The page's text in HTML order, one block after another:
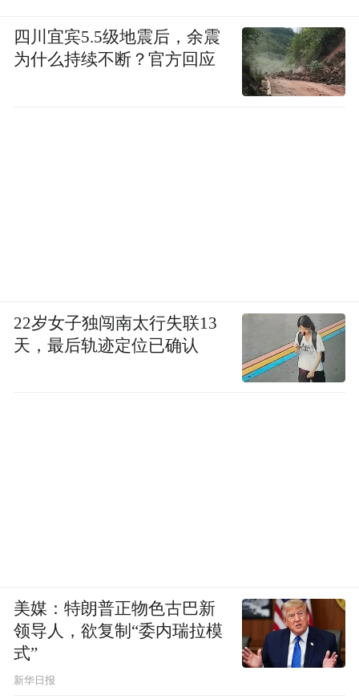
四川宜宾5.5级地震后，余震
为什么持续不断？官方回应
22岁女子独闯南太行失联13
天，最后轨迹定位已确认
美媒：特朗普正物色古巴新
领导人，欲复制“委内瑞拉模
式”
新华日报